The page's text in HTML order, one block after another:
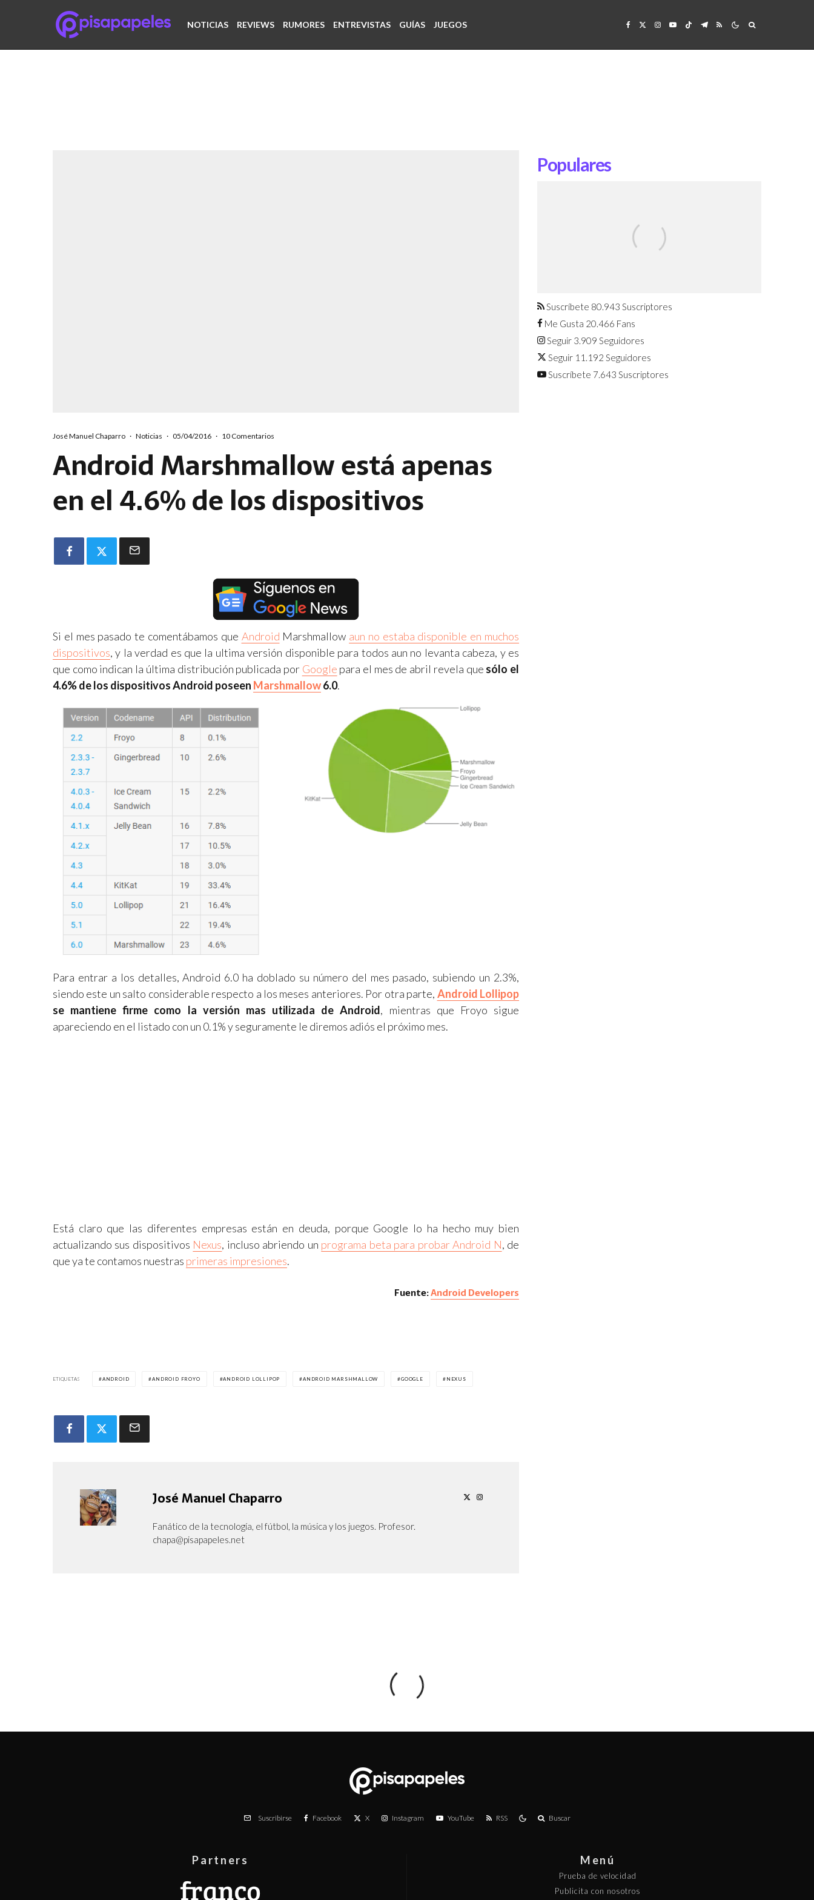
NOTICIAS REVIEWS RUMORES ENTREVISTAS GUÍAS JUEGOS
José Manuel Chaparro · Noticias · 05/04/2016 · 10 Comentarios
Android Marshmallow está apenas
en el 4.6% de los dispositivos
Si el mes pasado te comentábamos que Android Marshmallow aun no estaba disponible en muchos
dispositivos, y la verdad es que la ultima versión disponible para todos aun no levanta cabeza, y es
que como indican la última distribución publicada por Google para el mes de abril revela que sólo el
4.6% de los dispositivos Android poseen Marshmallow6.0.
Para entrar a los detalles, Android 6.0 ha doblado su número del mes pasado, subiendo un 2.3%,
siendo este un salto considerable respecto a los meses anteriores. Por otra parte, Android Lollipop
se mantiene firme como la versión mas utilizada de Android, mientras que Froyo sigue
apareciendo en el listado con un 0.1% y seguramente le diremos adiós el próximo mes.
Está claro que las diferentes empresas están en deuda, porque Google lo ha hecho muy bien
actualizando sus dispositivos Nexus, incluso abriendo un programa beta para probar Android N, de
que ya te contamos nuestras primeras impresiones.
Fuente:Android Developers
ETIQUETAS ANDROID ANDROID FROYO ANDROID LOLLIPOP ANDROID MARSHMALLOW GOOGLE NEXUS
José Manuel Chaparro
Fanático de la tecnología, el fútbol, la música y los juegos. Profesor.
chapa@pisapapeles.net
Populares
agosto
Suscríbete 80.943 Suscriptores
Me Gusta 20.466 Fans
Seguir 3.909 Seguidores
Seguir 11.192 Seguidores
Suscríbete 7.643 Suscriptores
Suscribirse Facebook X Instagram YouTube RSS Buscar
Partners Menú
Prueba de velocidad
Publicita con nosotros